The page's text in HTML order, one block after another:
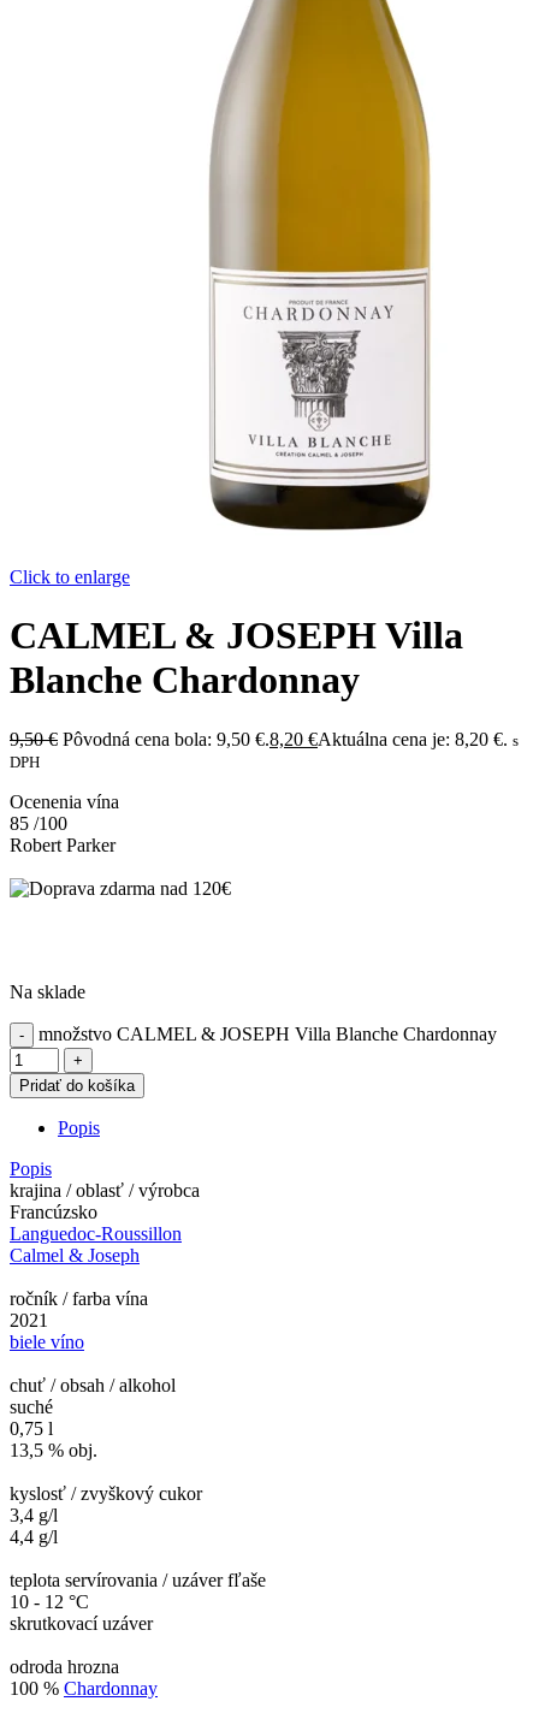
Click to enlarge
CALMEL & JOSEPH Villa
Blanche Chardonnay
9,50€ Pôvodná cena bola: 9,50 €.8,20 €Aktuálna cena je: 8,20 €. s
DPH
Ocenenia vína
85 /100
Robert Parker
Na sklade
množstvo CALMEL & JOSEPH Villa Blanche Chardonnay
Pridať do košíka
Popis
Popis
krajina / oblasť / výrobca
Francúzsko
Languedoc-Roussillon
Calmel & Joseph
ročník / farba vína
2021
biele víno
chuť / obsah / alkohol
suché
0,75 l
13,5 % obj.
kyslosť / zvyškový cukor
3,4 g/l
4,4 g/l
teplota servírovania / uzáver fľaše
10 - 12 °C
skrutkovací uzáver
odroda hrozna
100 % Chardonnay